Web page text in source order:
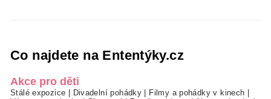
Co najdete na Ententýky.cz
Akce pro děti
Stálé expozice Divadelní pohádky Filmy a pohádky v kinech